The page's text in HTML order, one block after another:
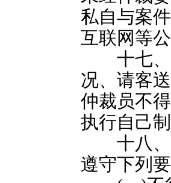
私自与案
互联网等
十七、
况、请客
仲裁员不
执行自己
十八、
遵守下列